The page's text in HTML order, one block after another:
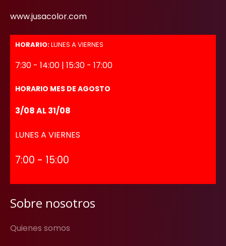
www.jusacolor.com
HORARIO:LUNES A VIERNES
7:30 - 14:00 | 15:30 - 17:00
HORARIO MES DE AGOSTO
3/08 AL 31/08
LUNES A VIERNES
7:00 - 15:00
Sobre nosotros
Quienes somos